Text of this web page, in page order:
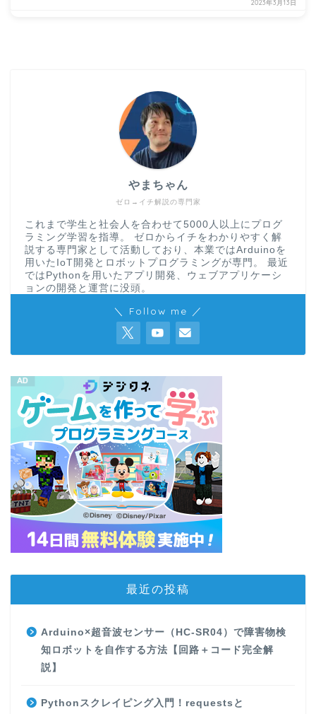
2023年3月13日
ゼロ→イチ解説の専門家
やまちゃん
これまで学生と社会人を合わせて5000人以上にプログ
ラミング学習を指導。 ゼロからイチをわかりやすく解
説する専門家として活動しており、本業ではArduinoを
用いたIoT開発とロボットプログラミングが専門。 最近
ではPythonを用いたアプリ開発、ウェブアプリケーシ
ョンの開発と運営に没頭。
＼ Follow me ／
最近の投稿
Arduino×超音波センサー（HC-SR04）で障害物検
知ロボットを自作する方法【回路＋コード完全解
説】
Pythonスクレイピング入門！requestsと